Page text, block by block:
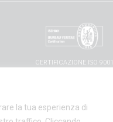
la tua esperienza di
CERTIFICAZIONE ISO